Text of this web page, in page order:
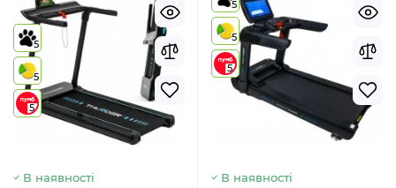
5
5
5
В наявності
5
5
5
В наявності